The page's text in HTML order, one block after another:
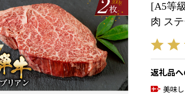
[A5等
肉 ス
返礼品へ
美味し